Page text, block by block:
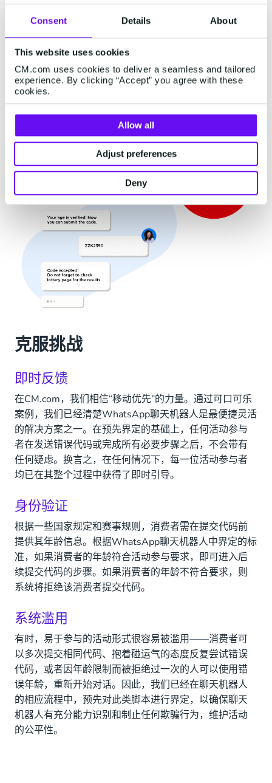
Consent Details About
This website uses cookies
CM.com uses cookies to deliver a seamless and tailored
experience. By clicking “Accept” you agree with these
cookies.
Allow all
Adjust preferences
Deny
在工作流程上，可口可乐对每个步骤均界定了聊天机器
人的工作方式：对消费者发送的代码或信息作出回复；
告知消费者获得后续信息前需要等待的时间；以及在出
现错误代码兑换或无效请求的情况下，将如何引导用户
回到正确的步骤。
克服挑战
即时反馈
在CM.com，我们相信“移动优先”的力量。通过可口可乐
案例，我们已经清楚WhatsApp聊天机器人是最便捷灵活
的解决方案之一。在预先界定的基础上，任何活动参与
者在发送错误代码或完成所有必要步骤之后，不会带有
任何疑虑。换言之，在任何情况下，每一位活动参与者
均已在其整个过程中获得了即时引导。
身份验证
根据一些国家规定和赛事规则，消费者需在提交代码前
提供其年龄信息。根据WhatsApp聊天机器人中界定的标
准，如果消费者的年龄符合活动参与要求，即可进入后
续提交代码的步骤。如果消费者的年龄不符合要求，则
系统将拒绝该消费者提交代码。
系统滥用
有时，易于参与的活动形式很容易被滥用——消费者可
以多次提交相同代码、抱着碰运气的态度反复尝试错误
代码，或者因年龄限制而被拒绝过一次的人可以使用错
误年龄，重新开始对话。因此，我们已经在聊天机器人
的相应流程中，预先对此类脚本进行界定，以确保聊天
机器人有充分能力识别和制止任何欺骗行为，维护活动
的公平性。